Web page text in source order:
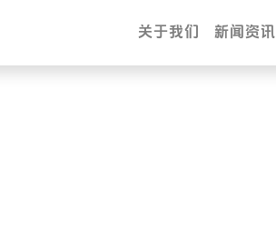
关于我们 新闻资讯